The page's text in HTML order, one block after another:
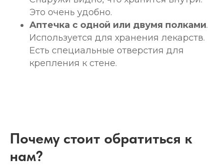
Это очень удобно.
Аптечка с одной или двумя полками.
Используется для хранения лекарств.
Есть специальные отверстия для
крепления к стене.
Почему стоит обратиться к
нам?